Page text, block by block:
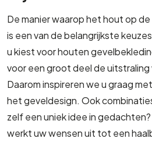
De manier waarop het hout op
is een van de belangrijkste
u kiest voor houten
voor een groot deel de uitstraling
Daarom inspireren we u graag
het geveldesign. Ook
zelf een uniek idee in
werkt uw wensen uit tot een